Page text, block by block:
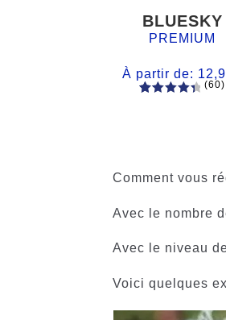
BLUESKY
PREMIUM
À partir de:
notations
(60)
Comment vous
Avec le nombre
Avec le niveau
Voici quelques